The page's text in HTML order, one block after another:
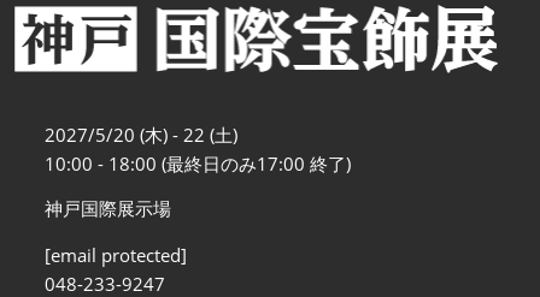
2027/5/20 (木) - 22 (土)
10:00 - 18:00 (最終日のみ17:00 終了)
神戸国際展示場
[email protected]
048-233-9247